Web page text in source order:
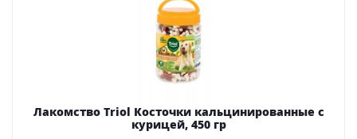
Лакомство Triol Косточки кальцинированные с
курицей, 450 гр